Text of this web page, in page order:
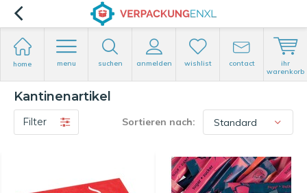
home menu suchen anmelden wishlist contact
ihr
warenkorb
Kantinenartikel
Filter Sortieren nach: